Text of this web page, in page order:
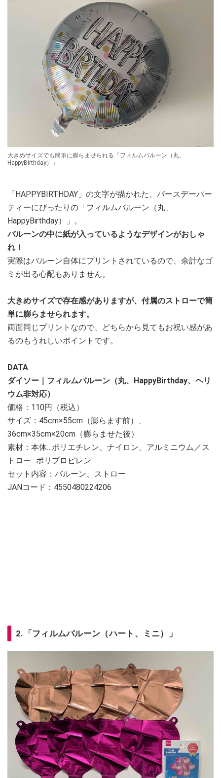
大きめサイズでも簡単に膨らませられる「フィルムバルーン（丸、
HappyBirthday）」
「HAPPYBIRTHDAY」の文字が描かれた、バースデーパー
ティーにぴったりの「フィルムバルーン（丸、
HappyBirthday）」。
バルーンの中に紙が入っているようなデザインがおしゃ
れ！
実際はバルーン自体にプリントされているので、余計なゴ
ミが出る心配もありません。
大きめサイズで存在感がありますが、付属のストローで簡
単に膨らませられます。
両面同じプリントなので、どちらから見てもお祝い感があ
るのもうれしいポイントです。
DATA
ダイソー｜フィルムバルーン（丸、HappyBirthday、ヘリ
ウム非対応）
価格：110円（税込）
サイズ：45cm×55cm（膨らます前）、
36cm×35cm×20cm（膨らませた後）
素材：本体…ポリエチレン、ナイロン、アルミニウム／ス
トロー…ポリプロピレン
セット内容：バルーン、ストロー
JANコード：4550480224206
2.「フィルムバルーン（ハート、ミニ）」